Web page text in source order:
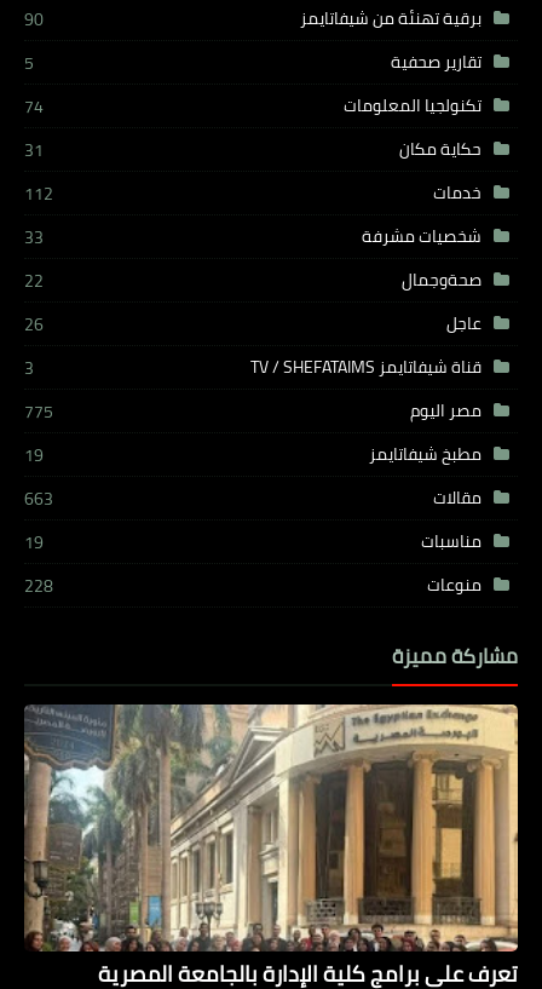
برقية تهنئة من شيفاتايمز
90
تقارير صحفية
5
تكنولجيا المعلومات
74
حكاية مكان
31
خدمات
112
شخصيات مشرفة
33
صحةوجمال
22
عاجل
26
قناة شيفاتايمز TV / SHEFATAIMS
3
مصر اليوم
775
مطبخ شيفاتايمز
19
مقالات
663
مناسبات
19
منوعات
228
مشاركة مميزة
تعرف على برامج كلية الإدارة بالجامعة المصرية